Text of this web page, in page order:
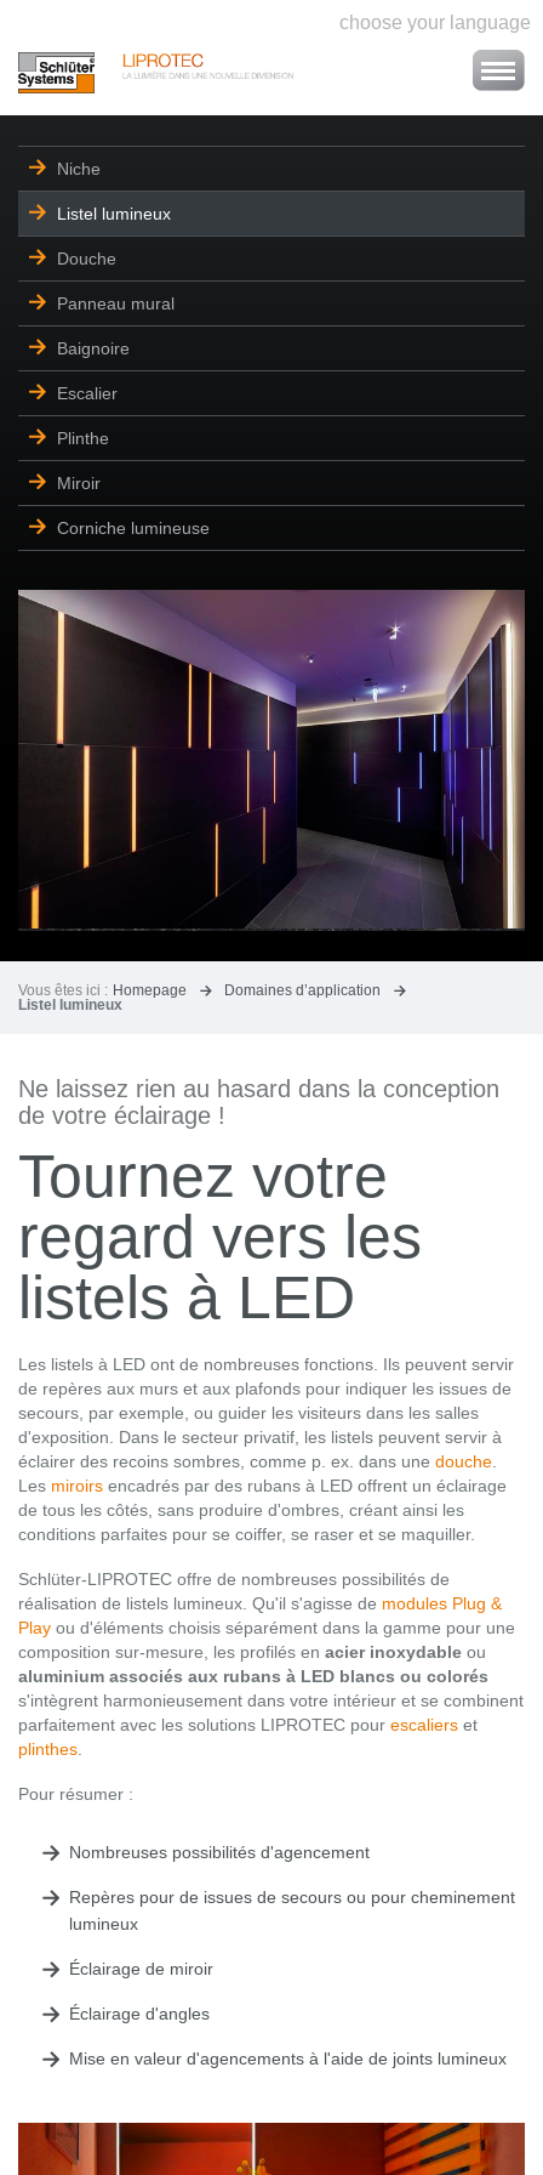
choose your language
Niche
Listel lumineux
Douche
Panneau mural
Baignoire
Escalier
Plinthe
Miroir
Corniche lumineuse
Vous êtes ici : Homepage
Domaines d’application
Listel lumineux
Ne laissez rien au hasard dans la conception
de votre éclairage !
Tournez votre
regard vers les
listels à LED
Les listels à LED ont de nombreuses fonctions. Ils peuvent servir
de repères aux murs et aux plafonds pour indiquer les issues de
secours, par exemple, ou guider les visiteurs dans les salles
d'exposition. Dans le secteur privatif, les listels peuvent servir à
éclairer des recoins sombres, comme p. ex. dans une douche
Les miroirs encadrés par des rubans à LED offrent un éclairage
de tous les côtés, sans produire d'ombres, créant ainsi les
conditions parfaites pour se coiffer, se raser et se maquiller.
Schlüter-LIPROTEC offre de nombreuses possibilités de
réalisation de listels lumineux. Qu'il s'agisse de modules Plug &
Play ou d'éléments choisis séparément dans la gamme pour une
composition sur-mesure, les profilés en acier inoxydable ou
aluminium associés aux rubans à LED blancs ou colorés
s'intègrent harmonieusement dans votre intérieur et se combinent
parfaitement avec les solutions LIPROTEC pour escaliers et
plinthes
Pour résumer :
Nombreuses possibilités d'agencement
Repères pour de issues de secours ou pour cheminement
lumineux
Éclairage de miroir
Éclairage d'angles
Mise en valeur d'agencements à l'aide de joints lumineux